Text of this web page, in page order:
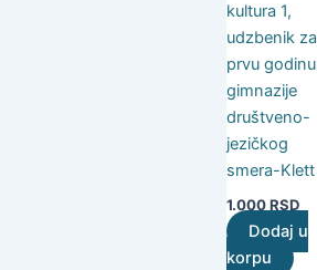
kultura 1,
udzbenik za
prvu godinu
gimnazije
društveno-
jezičkog
smera-Klett
1.000RSD
Dodaj u
korpu